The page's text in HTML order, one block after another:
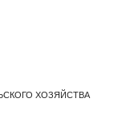
ХОЗЯЙСТВА